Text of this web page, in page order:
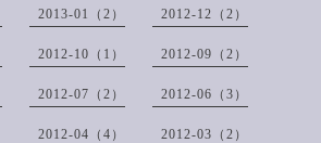
2013-01（2） 2012-12（2）
2012-10（1） 2012-09（2）
2012-07（2） 2012-06（3）
2012-04（4） 2012-03（2）